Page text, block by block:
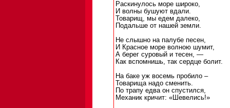
Раскинулось море широко,
И волны бушуют вдали.
Товарищ, мы едем далеко,
Подальше от нашей земли.
Не слышно на палубе песен,
И Красное море волною шумит,
А берег суровый и тесен, —
Как вспомнишь, так сердце болит.
На баке уж восемь пробило –
Товарища надо сменить.
По трапу едва он спустился,
Механик кричит: «Шевелись!»